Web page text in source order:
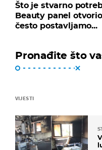
Što je stvarno
Beauty panel
često postavljamo...
Pronađite što
VIJESTI